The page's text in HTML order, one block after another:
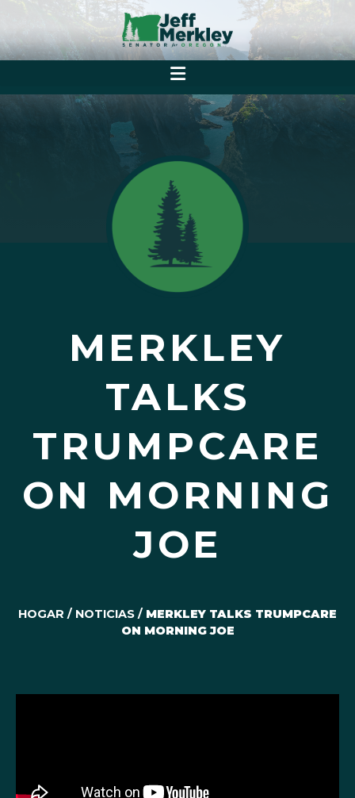
MERKLEY
TALKS
TRUMPCARE
ON MORNING
JOE
HOGAR / NOTICIAS / MERKLEY TALKS TRUMPCARE
ON MORNING JOE